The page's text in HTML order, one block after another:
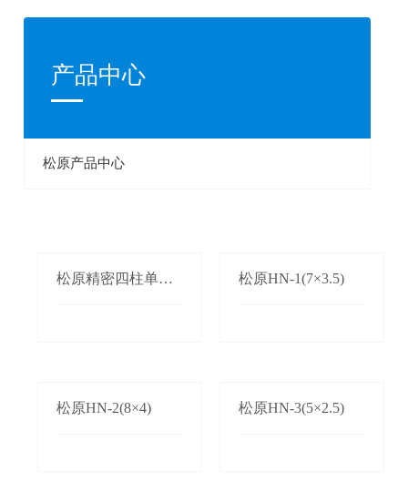
产品中心
松原产品中心
松原精密四柱单双
松原HN-1(7×3.5)
松原HN-2(8×4) 松原HN-3(5×2.5)